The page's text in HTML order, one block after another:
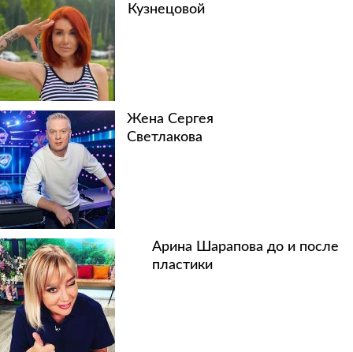
Кузнецовой
Жена Сергея
Светлакова
Арина Шарапова до и после
пластики